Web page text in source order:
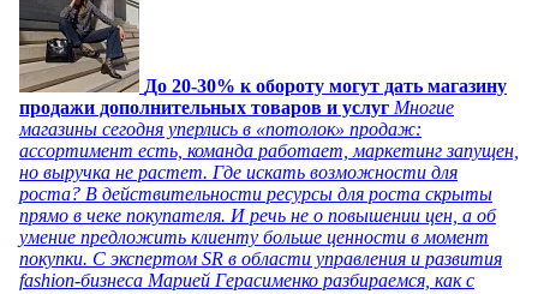
До 20-30% к обороту могут дать магазину
продажи дополнительных товаров и услуг Многие
магазины сегодня уперлись в «потолок» продаж:
ассортимент есть, команда работает, маркетинг запущен,
но выручка не растет. Где искать возможности для
роста? В действительности ресурсы для роста скрыты
прямо в чеке покупателя. И речь не о повышении цен, а об
умение предложить клиенту больше ценности в момент
покупки. С экспертом SR в области управления и развития
fashion-бизнеса Марией Герасименко разбираемся, как с